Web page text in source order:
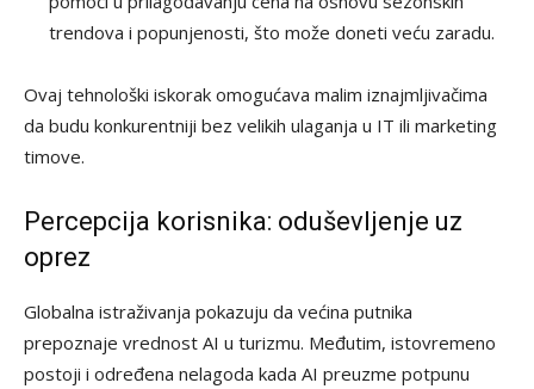
trendova i popunjenosti, što može doneti veću zaradu.
Ovaj tehnološki iskorak omogućava malim iznajmljivačima
da budu konkurentniji bez velikih ulaganja u IT ili marketing
timove.
Percepcija korisnika: oduševljenje uz
oprez
Globalna istraživanja pokazuju da većina putnika
prepoznaje vrednost AI u turizmu. Međutim, istovremeno
postoji i određena nelagoda kada AI preuzme potpunu